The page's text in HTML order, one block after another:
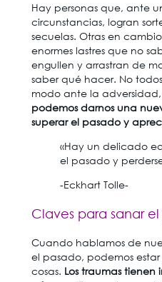
Hay personas que, ante
circunstancias, logran
secuelas. Otras en
enormes lastres que no
engullen y arrastran de
saber qué hacer. No
modo ante la
podemos darnos una
superar el pasado y
«Hay un delicado
el pasado y
-Eckhart Tolle-
Claves para sanar
Cuando hablamos de
el pasado, podemos
cosas. Los traumas tienen